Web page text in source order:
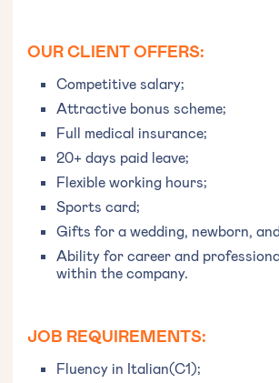
OUR CLIENT OFFERS:
Competitive salary;
Attractive bonus scheme;
Full medical insurance;
20+ days paid leave;
Flexible working hours;
Sports card;
Gifts for a wedding, newborn,
Ability for career and
within the company.
JOB REQUIREMENTS:
Fluency in Italian(C1);